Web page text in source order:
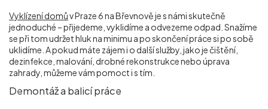
Vyklízení domův Praze 6 na Břevnově je s námi skutečně
jednoduché – přijedeme, vyklidíme a odvezeme odpad. Snažíme
se při tom udržet hluk na minimu a po skončení práce si po sobě
uklidíme. A pokud máte zájem i o další služby, jako je čištění,
dezinfekce, malování, drobné rekonstrukce nebo úprava
zahrady, můžeme vám pomoct i s tím.
Demontáž a balicí práce